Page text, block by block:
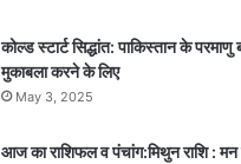
कोल्ड स्टार्ट सिद्धांत: पाकिस्तान के
मुकाबला करने के लिए
May 3, 2025
आज का राशिफल व पंचांग:मिथुन राशि :